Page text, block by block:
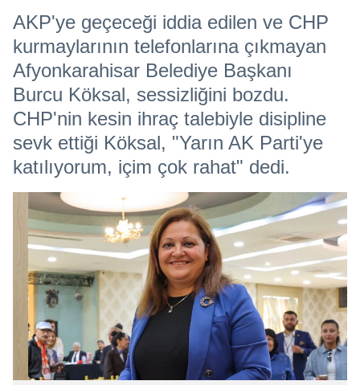
AKP'ye geçeceği iddia edilen ve CHP
kurmaylarının telefonlarına çıkmayan
Afyonkarahisar Belediye Başkanı
Burcu Köksal, sessizliğini bozdu.
CHP'nin kesin ihraç talebiyle disipline
sevk ettiği Köksal, "Yarın AK Parti'ye
katılıyorum, içim çok rahat" dedi.